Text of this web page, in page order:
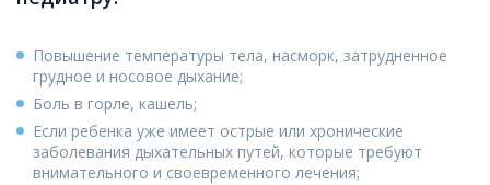
Повышение температуры тела, насморк, затрудненное
грудное и носовое дыхание;
Боль в горле, кашель;
Если ребенка уже имеет острые или хронические
заболевания дыхательных путей, которые требуют
внимательного и своевременного лечения;